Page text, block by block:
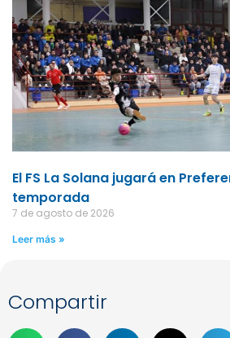
El FS La Solana jugará en
temporada
7 de agosto de 2026
Leer más »
Compartir